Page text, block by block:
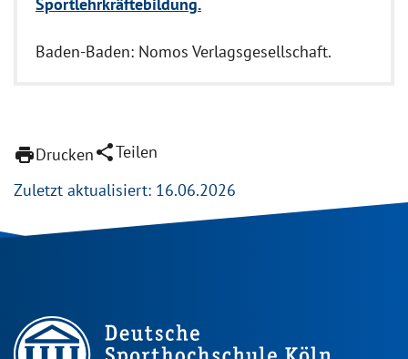
Baden-Baden: Nomos Verlagsgesellschaft.
printDruckenshareTeilen
Zuletzt aktualisiert: 16.06.2026